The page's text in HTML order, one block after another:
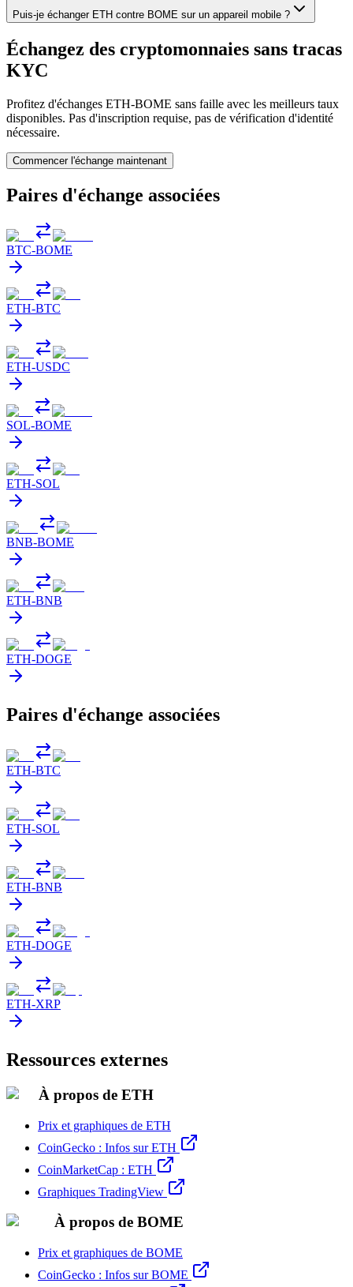
Puis-je échanger ETH contre BOME sur un appareil mobile ?
Échangez des cryptomonnaies sans tracas
KYC
Profitez d'échanges ETH-BOME sans faille avec les meilleurs taux
disponibles. Pas d'inscription requise, pas de vérification d'identité
nécessaire.
Commencer l'échange maintenant
Paires d'échange associées
BTC-BOME
ETH-BTC
ETH-USDC
SOL-BOME
ETH-SOL
BNB-BOME
ETH-BNB
ETH-DOGE
Paires d'échange associées
ETH-BTC
ETH-SOL
ETH-BNB
ETH-DOGE
ETH-XRP
Ressources externes
À propos de ETH
Prix et graphiques de ETH
CoinGecko : Infos sur ETH
CoinMarketCap : ETH
Graphiques TradingView
À propos de BOME
Prix et graphiques de BOME
CoinGecko : Infos sur BOME